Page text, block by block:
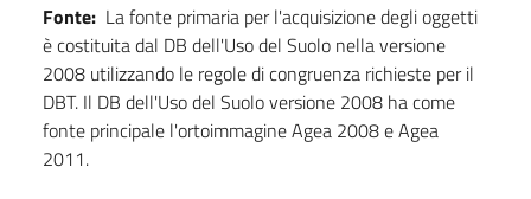
Fonte: La fonte primaria per l'acquisizione degli oggetti
è costituita dal DB dell'Uso del Suolo nella versione
2008 utilizzando le regole di congruenza richieste per il
DBT. Il DB dell'Uso del Suolo versione 2008 ha come
fonte principale l'ortoimmagine Agea 2008 e Agea
2011.